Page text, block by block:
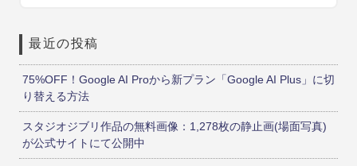
最近の投稿
75%OFF！Google AI Proから新プラン「Google AI Plus」に切
り替える方法
スタジオジブリ作品の無料画像：1,278枚の静止画(場面写真)
が公式サイトにて公開中